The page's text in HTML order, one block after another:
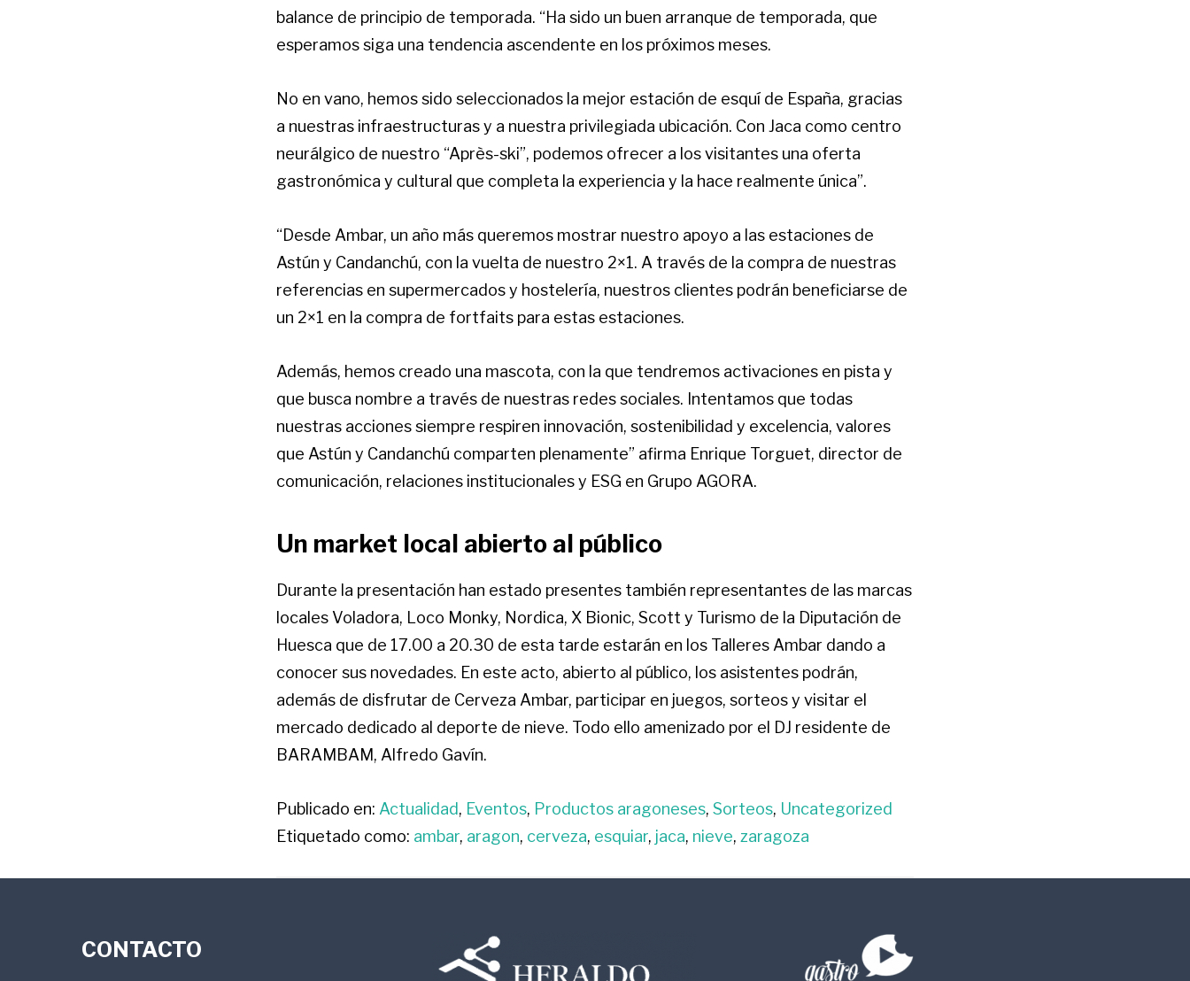
balance de principio de temporada. “Ha sido un buen arranque de temporada, que
esperamos siga una tendencia ascendente en los próximos meses.
No en vano, hemos sido seleccionados la mejor estación de esquí de España, gracias
a nuestras infraestructuras y a nuestra privilegiada ubicación. Con Jaca como centro
neurálgico de nuestro “Après-ski”, podemos ofrecer a los visitantes una oferta
gastronómica y cultural que completa la experiencia y la hace realmente única”.
“Desde Ambar, un año más queremos mostrar nuestro apoyo a las estaciones de
Astún y Candanchú, con la vuelta de nuestro 2×1. A través de la compra de nuestras
referencias en supermercados y hostelería, nuestros clientes podrán beneficiarse de
un 2×1 en la compra de fortfaits para estas estaciones.
Además, hemos creado una mascota, con la que tendremos activaciones en pista y
que busca nombre a través de nuestras redes sociales. Intentamos que todas
nuestras acciones siempre respiren innovación, sostenibilidad y excelencia, valores
que Astún y Candanchú comparten plenamente” afirma Enrique Torguet, director de
comunicación, relaciones institucionales y ESG en Grupo AGORA.
Un market local abierto al público
Durante la presentación han estado presentes también representantes de las marcas
locales Voladora, Loco Monky, Nordica, X Bionic, Scott y Turismo de la Diputación de
Huesca que de 17.00 a 20.30 de esta tarde estarán en los Talleres Ambar dando a
conocer sus novedades. En este acto, abierto al público, los asistentes podrán,
además de disfrutar de Cerveza Ambar, participar en juegos, sorteos y visitar el
mercado dedicado al deporte de nieve. Todo ello amenizado por el DJ residente de
BARAMBAM, Alfredo Gavín.
Publicado en: Actualidad, Eventos, Productos aragoneses, Sorteos, Uncategorized
Etiquetado como: ambar, aragon, cerveza, esquiar, jaca, nieve, zaragoza
CONTACTO